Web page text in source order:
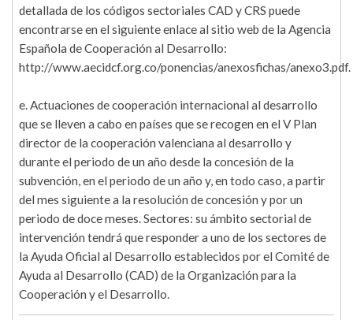
detallada de los códigos sectoriales CAD y CRS puede
encontrarse en el siguiente enlace al sitio web de la Agencia
Española de Cooperación al Desarrollo:
http://www.aecidcf.org.co/ponencias/anexosfichas/anexo3.pdf.
e. Actuaciones de cooperación internacional al desarrollo
que se lleven a cabo en países que se recogen en el V Plan
director de la cooperación valenciana al desarrollo y
durante el periodo de un año desde la concesión de la
subvención, en el periodo de un año y, en todo caso, a partir
del mes siguiente a la resolución de concesión y por un
periodo de doce meses. Sectores: su ámbito sectorial de
intervención tendrá que responder a uno de los sectores de
la Ayuda Oficial al Desarrollo establecidos por el Comité de
Ayuda al Desarrollo (CAD) de la Organización para la
Cooperación y el Desarrollo.